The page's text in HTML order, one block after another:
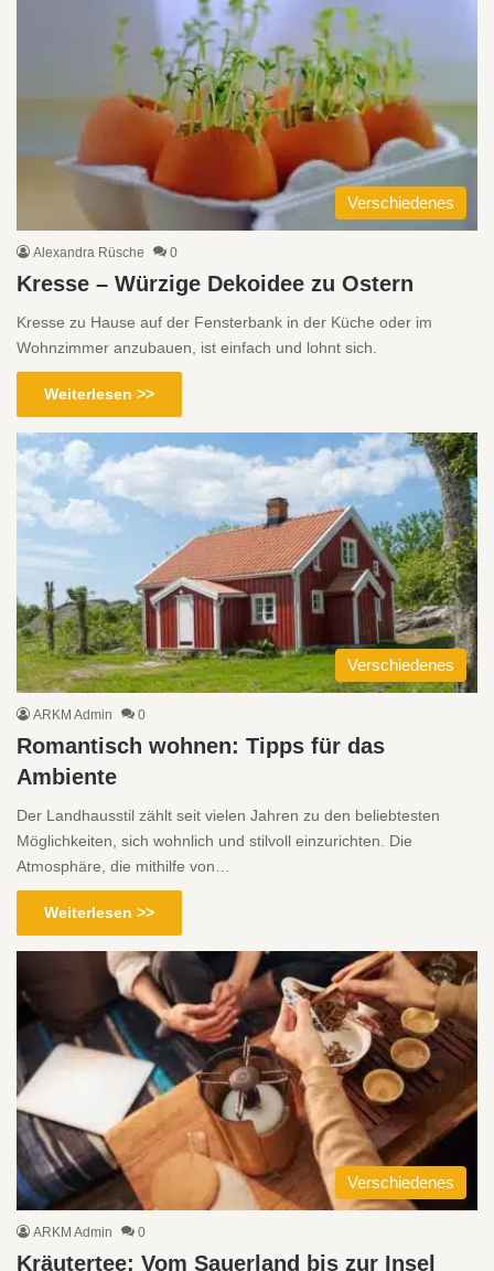
Verschiedenes
Alexandra Rüsche 0
Kresse – Würzige Dekoidee zu Ostern
Kresse zu Hause auf der Fensterbank in der Küche oder im
Wohnzimmer anzubauen, ist einfach und lohnt sich.
Weiterlesen >>
Verschiedenes
ARKM Admin 0
Romantisch wohnen: Tipps für das
Ambiente
Der Landhausstil zählt seit vielen Jahren zu den beliebtesten
Möglichkeiten, sich wohnlich und stilvoll einzurichten. Die
Atmosphäre, die mithilfe von…
Weiterlesen >>
Verschiedenes
ARKM Admin 0
Kräutertee: Vom Sauerland bis zur Insel